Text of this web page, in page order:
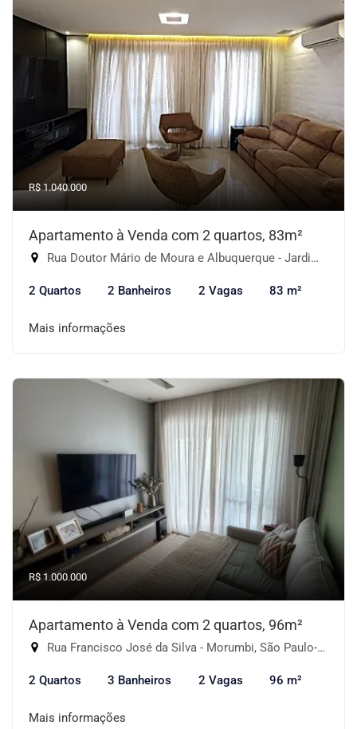
R$ 1.040.000
Apartamento à Venda com 2 quartos, 83m²
Rua Doutor Mário de Moura e Albuquerque - Jardim Monte Kemel, São Paulo-SP
2 Quartos 2 Banheiros 2 Vagas 83 m²
Mais informações
R$ 1.000.000
Apartamento à Venda com 2 quartos, 96m²
Rua Francisco José da Silva - Morumbi, São Paulo-SP
2 Quartos 3 Banheiros 2 Vagas 96 m²
Mais informações